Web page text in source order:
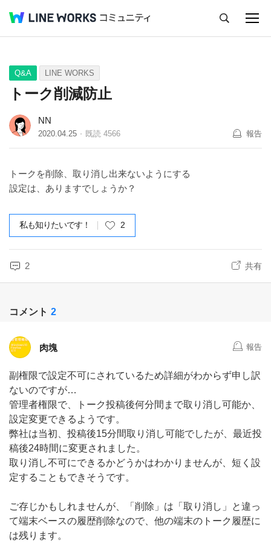
Q&A Tips Ideas
Q&A LINE WORKS
トーク削減防止
NN
2020.04.25 既読 4566 報告
トークを削除、取り消し出来ないようにする
設定は、ありますでしょうか？
私も知りたいです！ 2
2 共有
コメント 2
肉塊 報告
副権限で設定不可にされているため詳細がわからず申し訳
ないのですが…
管理者権限で、トーク投稿後何分間まで取り消し可能か、
設定変更できるようです。
弊社は当初、投稿後15分間取り消し可能でしたが、最近投
稿後24時間に変更されました。
取り消し不可にできるかどうかはわかりませんが、短く設
定することもできそうです。
ご存じかもしれませんが、「削除」は「取り消し」と違っ
て端末ベースの履歴削除なので、他の端末のトーク履歴に
は残ります。